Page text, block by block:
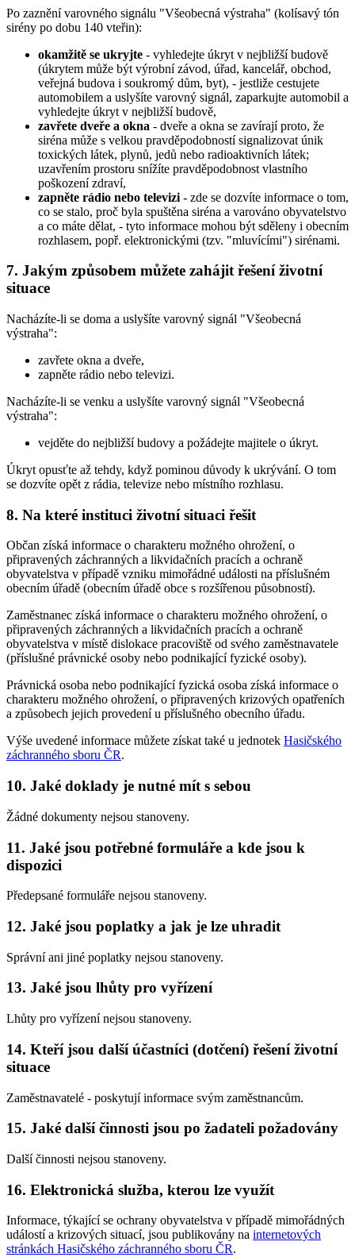
Po zaznění varovného signálu "Všeobecná výstraha" (kolísavý tón
sirény po dobu 140 vteřin):
okamžitě se ukryjte - vyhledejte úkryt v nejbližší budově
(úkrytem může být výrobní závod, úřad, kancelář, obchod,
veřejná budova i soukromý dům, byt), - jestliže cestujete
automobilem a uslyšíte varovný signál, zaparkujte automobil a
vyhledejte úkryt v nejbližší budově,
zavřete dveře a okna - dveře a okna se zavírají proto, že
siréna může s velkou pravděpodobností signalizovat únik
toxických látek, plynů, jedů nebo radioaktivních látek;
uzavřením prostoru snížíte pravděpodobnost vlastního
poškození zdraví,
zapněte rádio nebo televizi - zde se dozvíte informace o tom,
co se stalo, proč byla spuštěna siréna a varováno obyvatelstvo
a co máte dělat, - tyto informace mohou být sděleny i obecním
rozhlasem, popř. elektronickými (tzv. "mluvícími") sirénami.
7. Jakým způsobem můžete zahájit řešení životní
situace
Nacházíte-li se doma a uslyšíte varovný signál "Všeobecná
výstraha":
zavřete okna a dveře,
zapněte rádio nebo televizi.
Nacházíte-li se venku a uslyšíte varovný signál "Všeobecná
výstraha":
vejděte do nejbližší budovy a požádejte majitele o úkryt.
Úkryt opusťte až tehdy, když pominou důvody k ukrývání. O tom
se dozvíte opět z rádia, televize nebo místního rozhlasu.
8. Na které instituci životní situaci řešit
Občan získá informace o charakteru možného ohrožení, o
připravených záchranných a likvidačních pracích a ochraně
obyvatelstva v případě vzniku mimořádné události na příslušném
obecním úřadě (obecním úřadě obce s rozšířenou působností).
Zaměstnanec získá informace o charakteru možného ohrožení, o
připravených záchranných a likvidačních pracích a ochraně
obyvatelstva v místě dislokace pracoviště od svého zaměstnavatele
(příslušné právnické osoby nebo podnikající fyzické osoby).
Právnická osoba nebo podnikající fyzická osoba získá informace o
charakteru možného ohrožení, o připravených krizových opatřeních
a způsobech jejich provedení u příslušného obecního úřadu.
Výše uvedené informace můžete získat také u jednotek Hasičského
záchranného sboru ČR.
10. Jaké doklady je nutné mít s sebou
Žádné dokumenty nejsou stanoveny.
11. Jaké jsou potřebné formuláře a kde jsou k
dispozici
Předepsané formuláře nejsou stanoveny.
12. Jaké jsou poplatky a jak je lze uhradit
Správní ani jiné poplatky nejsou stanoveny.
13. Jaké jsou lhůty pro vyřízení
Lhůty pro vyřízení nejsou stanoveny.
14. Kteří jsou další účastníci (dotčení) řešení životní
situace
Zaměstnavatelé - poskytují informace svým zaměstnancům.
15. Jaké další činnosti jsou po žadateli požadovány
Další činnosti nejsou stanoveny.
16. Elektronická služba, kterou lze využít
Informace, týkající se ochrany obyvatelstva v případě mimořádných
událostí a krizových situací, jsou publikovány na internetových
stránkách Hasičského záchranného sboru ČR.